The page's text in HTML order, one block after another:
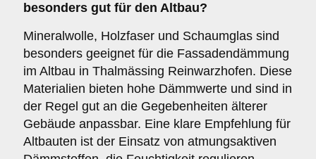
besonders gut für den Altbau?
Mineralwolle, Holzfaser und Schaumglas sind
besonders geeignet für die Fassadendämmung
im Altbau in Thalmässing Reinwarzhofen. Diese
Materialien bieten hohe Dämmwerte und sind in
der Regel gut an die Gegebenheiten älterer
Gebäude anpassbar. Eine klare Empfehlung für
Altbauten ist der Einsatz von atmungsaktiven